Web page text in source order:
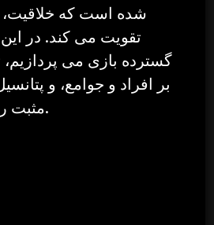
شده است که خلاقیت،
تقویت می کند. در این
گسترده بازی می پردازیم،
بر افراد و جوامع، و
مثبت را بررسی می کنیم.